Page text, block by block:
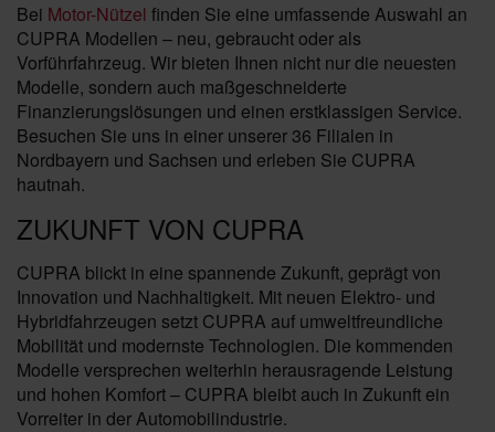
Bei Motor-Nützel finden Sie eine umfassende Auswahl an
CUPRA Modellen – neu, gebraucht oder als
Vorführfahrzeug. Wir bieten Ihnen nicht nur die neuesten
Modelle, sondern auch maßgeschneiderte
Finanzierungslösungen und einen erstklassigen Service.
Besuchen Sie uns in einer unserer 36 Filialen in
Nordbayern und Sachsen und erleben Sie CUPRA
hautnah.
ZUKUNFT VON CUPRA
CUPRA blickt in eine spannende Zukunft, geprägt von
Innovation und Nachhaltigkeit. Mit neuen Elektro- und
Hybridfahrzeugen setzt CUPRA auf umweltfreundliche
Mobilität und modernste Technologien. Die kommenden
Modelle versprechen weiterhin herausragende Leistung
und hohen Komfort – CUPRA bleibt auch in Zukunft ein
Vorreiter in der Automobilindustrie.